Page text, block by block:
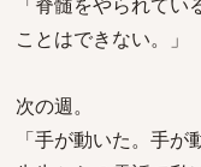
ことはできない。」
次の週。
「手が動いた。手が